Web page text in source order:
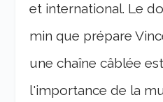
et international. Le
min que prépare
une chaîne câblée
l'importance de la